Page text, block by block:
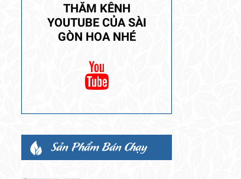
THĂM KÊNH
YOUTUBE CỦA SÀI
GÒN HOA NHÉ
Sản Phẩm Bán Chạy